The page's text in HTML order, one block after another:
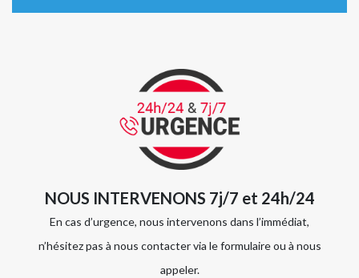
NOUS INTERVENONS 7j/7 et 24h/24
En cas d’urgence, nous intervenons dans l’immédiat,
n’hésitez pas à nous contacter via le formulaire ou à nous
appeler.